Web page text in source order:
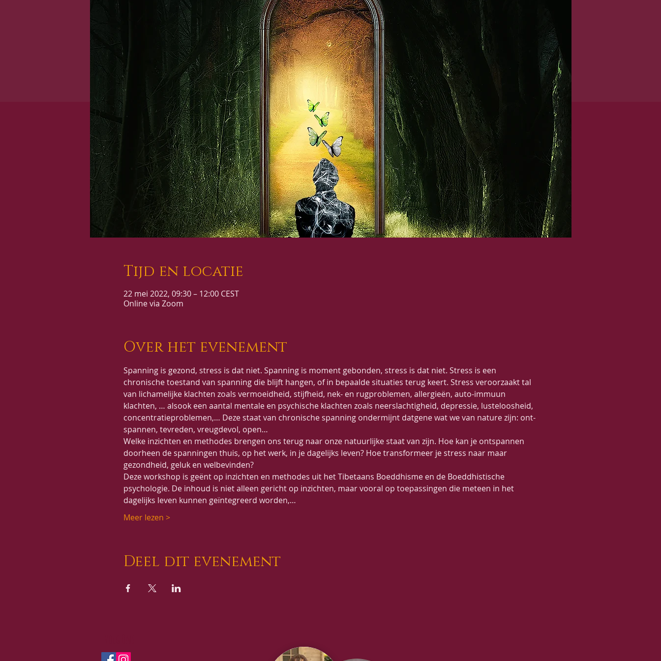
Tijd en locatie
22 mei 2022, 09:30 – 12:00 CEST
Online via Zoom
Over het evenement
Spanning is gezond, stress is dat niet. Spanning is moment gebonden, stress is dat niet. Stress is een
chronische toestand van spanning die blijft hangen, of in bepaalde situaties terug keert. Stress veroorzaakt tal
van lichamelijke klachten zoals vermoeidheid, stijfheid, nek- en rugproblemen, allergieën, auto-immuun
klachten, … alsook een aantal mentale en psychische klachten zoals neerslachtigheid, depressie, lusteloosheid,
concentratieproblemen,… Deze staat van chronische spanning ondermijnt datgene wat we van nature zijn: ont-
spannen, tevreden, vreugdevol, open…
Welke inzichten en methodes brengen ons terug naar onze natuurlijke staat van zijn. Hoe kan je ontspannen
doorheen de spanningen thuis, op het werk, in je dagelijks leven? Hoe transformeer je stress naar maar
gezondheid, geluk en welbevinden?
Deze workshop is geënt op inzichten en methodes uit het Tibetaans Boeddhisme en de Boeddhistische
psychologie. De inhoud is niet alleen gericht op inzichten, maar vooral op toepassingen die meteen in het
dagelijks leven kunnen geïntegreerd worden,…
Meer lezen >
Deel dit evenement